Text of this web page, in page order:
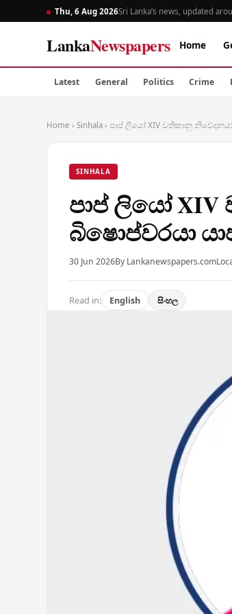
Thu, 6 Aug 2026Sri Lanka’s news, updated
LankaNewspapers Home
Latest General Politics Crime
Home › Sinhala › පාප් ලියෝ XIV වතිකානු
SINHALA
පාප් ලියෝ
බිෂොප්වරයා
30 Jun 2026By Lankanewspapers.com
Read in: English සිංහල